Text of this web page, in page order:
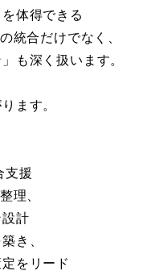
体得できる
統合だけでなく、
も深く扱います。
ます。
支援
理、
計
き、
をリード